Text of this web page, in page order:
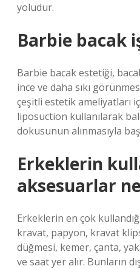
yoludur.
Barbie bacak
Barbie bacak estetiği,
ince ve daha sıkı
çeşitli estetik ameliyatları
liposuction kullanılarak
dokusunun alınmasıyla
Erkeklerin
aksesuarlar
Erkeklerin en çok
kravat, papyon, kravat
düğmesi, kemer, çanta,
ve saat yer alır. Bunların